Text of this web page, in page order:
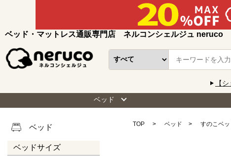
ベッド・マットレス通販専門店 ネルコンシェルジュ neruco
【
ベッド
ベッド
ベッドサイズ
TOP ベッド すのこベッ